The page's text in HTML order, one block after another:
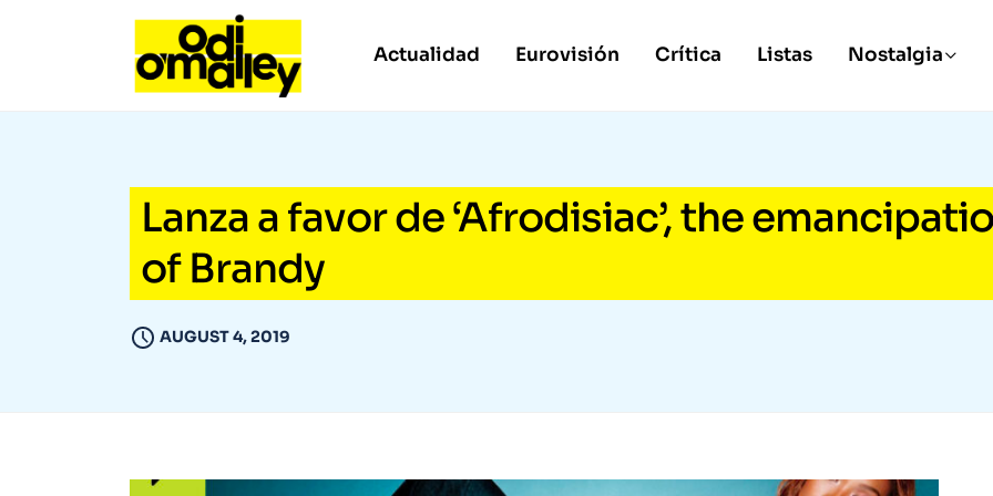
Actualidad Eurovisión Crítica Listas Nostalgia
Lanza a favor de ‘Afrodisiac’, the
of Brandy
AUGUST 4, 2019